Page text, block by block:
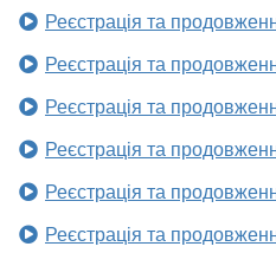
Реєстрація та
Реєстрація та
Реєстрація та
Реєстрація та
Реєстрація та
Реєстрація та